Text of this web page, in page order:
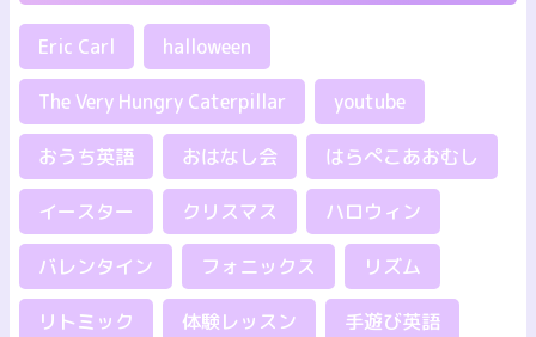
Eric Carl halloween
The Very Hungry Caterpillar youtube
おうち英語 おはなし会 はらぺこあおむし
イースター クリスマス ハロウィン
バレンタイン フォニックス リズム
リトミック 体験レッスン 手遊び英語